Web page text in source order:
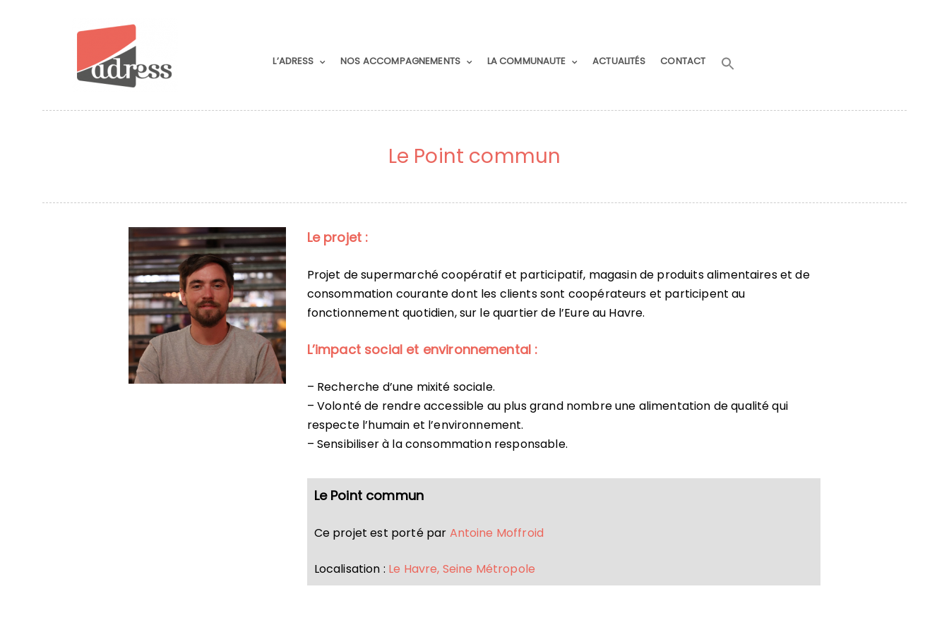
L’ADRESS NOS ACCOMPAGNEMENTS LA COMMUNAUTE ACTUALITÉS CONTACT
Le Point commun
Le projet :
Projet de supermarché coopératif et participatif, magasin de produits alimentaires et de
consommation courante dont les clients sont coopérateurs et participent au
fonctionnement quotidien, sur le quartier de l’Eure au Havre.
L’impact social et environnemental :
– Recherche d’une mixité sociale.
– Volonté de rendre accessible au plus grand nombre une alimentation de qualité qui
respecte l’humain et l’environnement.
– Sensibiliser à la consommation responsable.
Le Point commun
Ce projet est porté par Antoine Moffroid
Localisation : Le Havre, Seine Métropole